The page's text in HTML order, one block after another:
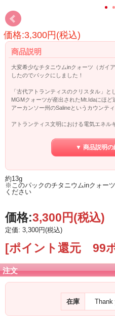
価格:3,300円(税込)
商品説明
大変希少なチタニウムinクォーツ（ガイ
したのでパックにしました！
「古代アトランティスのクリスタル」と
MGMクォーツが産出されたMt.Idaにほど
アーカンソー州のSalineというカウンテ
アトランティス文明における電気エネル
アトランティス全域に快適な環境を作り
お部屋、お家、職場などに、その作用を
「母なるガイアの象徴」であり、さらに
ギーを
表しています。
徴。
またインナーセルフとのつながりを強化
サポートにもなるガイアクォーツ。
チタニウムinクォーツ（ガイアクォーツ
タニウムinクォーツ（ガイアクォーツ）」
ご紹介しておりますので、ご覧ください
▼ 商品説明
約13g
※このパックのチタニウムinクォー
ください
価格:3,300円(税込)
定価: 3,300円(税込)
[ポイント還元 99
注文
在庫 Thank